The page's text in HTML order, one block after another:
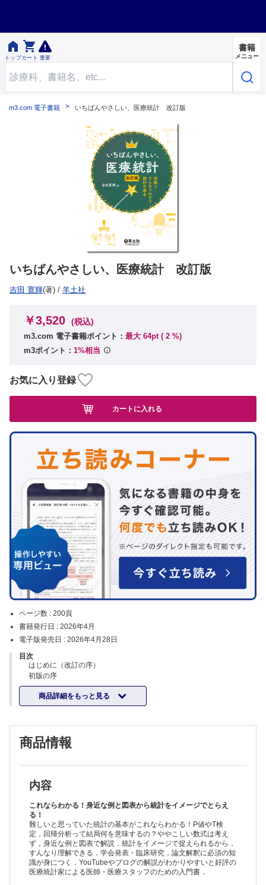

トップ

カート 重要
書籍
メニュー
m3.com 電子書籍 いちばんやさしい、医療統計 改訂版
いちばんやさしい、医療統計 改訂版
吉田 寛輝(著) / 羊土社
ページ数 : 200頁
書籍発行日 : 2026年4月
電子版発売日 : 2026年4月28日
目次
はじめに（改訂の序）
初版の序
第1章 統計の役割
1 統計を使えるようになるには？
1「知っている」状態と「使える」状態は異なる 2 統計に必要な3つの
1 統計＝ P値という間違った理解 2「統計」の本当の意味
3 役割① データの特徴をつかむ
1 母集団と標本 2 臨床研究における母集団と標本 3 母集団と標本の
関係を理解すると，論文の読みかたが変わる
章末問題
第2章 要約統計量
1 連続データ
1 データにも種類がある 2 連続データとは 3 図式化：ヒストグラム
をつくってみる 4 要約：平均値を算出してみる 5 外れ値がある場合
はどうするか?：中央値の算出 6 平均値で要約することが適切な状
況 7 バラつき度合いも要約する：分散と標準偏差 8 正規分布とは
2 カテゴリカルデータ
1 カテゴリカルデータとは 2 カテゴリカルデータの要約法 3 分割
商品詳細をもっと見る
￥3,520 (税込)
m3.com 電子書籍ポイント： 最大 64pt ( 2 %)
m3ポイント： 1%相当
お気に入り登録
カートに入れる
商品情報
内容
これならわかる！身近な例と図表から統計をイメージでとらえ
る！
難しいと思っていた統計の基本がこれならわかる！P値やT検
定，回帰分析って結局何を意味するの？ややこしい数式は考え
ず，身近な例と図表で解説．統計をイメージで捉えられるから，
すんなり理解できる．学会発表・臨床研究，論文解釈に必須の知
識が身につく．YouTubeやブログの解説がわかりやすいと好評の
医療統計家による医師・医療スタッフのための入門書．